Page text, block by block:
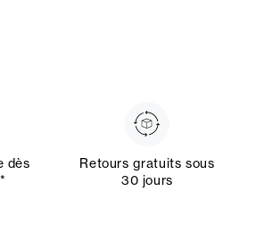
dès
Retours gratuits sous
30 jours